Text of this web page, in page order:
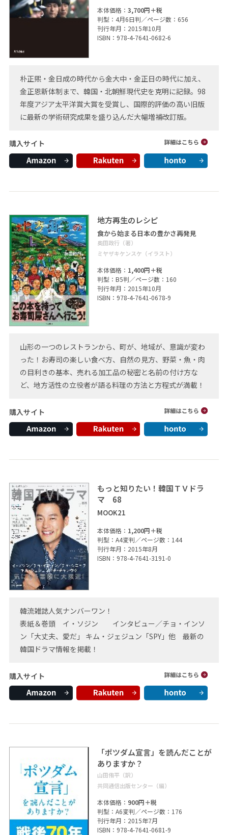
本体価格：3,700円＋税
判型：4月6日判／ページ数：656
刊行年月：2015年10月
ISBN：978-4-7641-0682-6
朴正煕・金日成の時代から金大中・金正日の時代に加え、
金正恩新体制まで、韓国・北朝鮮現代史を克明に記録。98
年度アジア太平洋賞大賞を受賞し、国際的評価の高い旧版
に最新の学術研究成果を盛り込んだ大幅増補改訂版。
購入サイト
地方再生のレシピ
食から始まる日本の豊かさ再発見
奥田政行（著）
ミヤザキケンスケ（イラスト）
本体価格： 1,400円＋税
判型：B5判／ページ数：160
刊行年月：2015年10月
ISBN：978-4-7641-0678-9
山形の一つのレストランから、町が、地域が、意識が変わ
った！お寿司の楽しい食べ方、自然の見方、野菜・魚・肉
の目利きの基本、売れる加工品の秘密と名前の付け方な
ど、地方活性の立役者が語る料理の方法と方程式が満載！
購入サイト
もっと知りたい！韓国ＴＶドラ
マ 68
MOOK21
本体価格： 1,200円＋税
判型：A4変判／ページ数：144
刊行年月：2015年8月
ISBN：978-4-7641-3191-0
韓流雑誌人気ナンバーワン！
表紙＆巻頭 イ・ソジン インタビュー／チョ・インソ
ン「大丈夫、愛だ」 キム・ジェジュン「SPY」他 最新の
韓国ドラマ情報を掲載！
購入サイト
「ポツダム宣言」を読んだことが
ありますか？
山田侑平（訳）
共同通信出版センター（編）
本体価格： 900円＋税
判型：A6変判／ページ数：176
刊行年月：2015年7月
ISBN：978-4-7641-0681-9